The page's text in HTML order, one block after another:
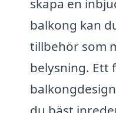
skapa en
balkong kan
tillbehör som
belysning. Ett